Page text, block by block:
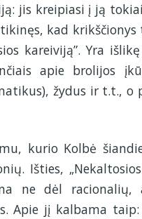
jis kreipiasi į ją
kad
kareiviją”. Yra
apie brolijos
žydus ir t.t., o
kurio Kolbė
Išties,
ne dėl
Apie jį kalbama